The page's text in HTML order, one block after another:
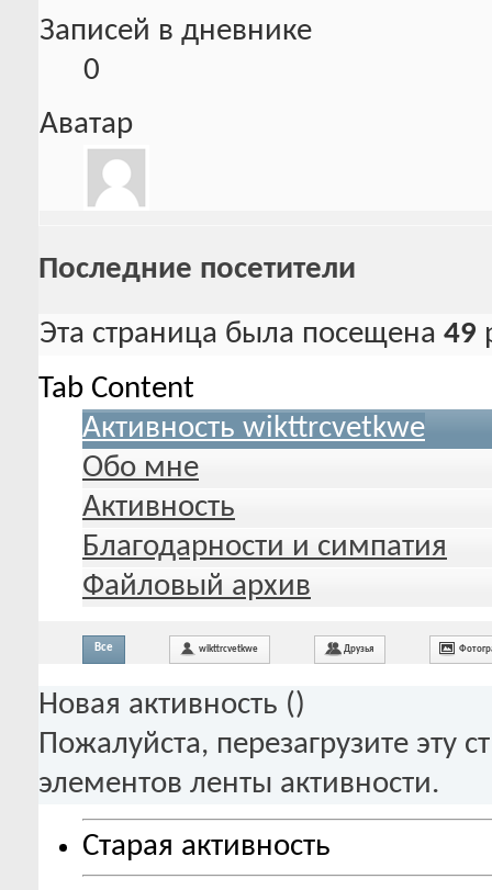
Записей в дневнике
0
Аватар
Последние посетители
Эта страница была посещена 49
Tab Content
Активность wikttrcvetkwe
Обо мне
Активность
Благодарности и симпатия
Файловый архив
Все wikttrcvetkwe Друзья
Новая активность ()
Пожалуйста, перезагрузите эту
элементов ленты активности.
Старая активность